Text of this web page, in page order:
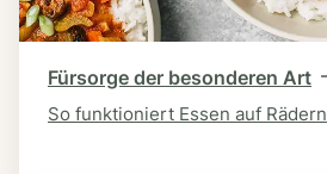
Fürsorge der besonderen Art
So funktioniert Essen auf Rädern